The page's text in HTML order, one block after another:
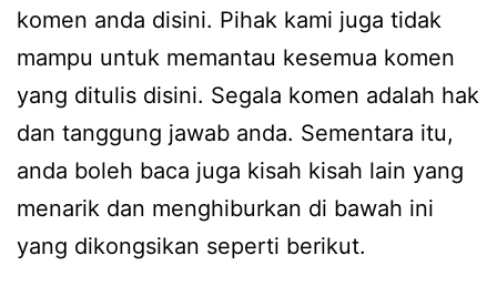
komen anda disini. Pihak kami juga tidak
mampu untuk memantau kesemua komen
yang ditulis disini. Segala komen adalah hak
dan tanggung jawab anda. Sementara itu,
anda boleh baca juga kisah kisah lain yang
menarik dan menghiburkan di bawah ini
yang dikongsikan seperti berikut.